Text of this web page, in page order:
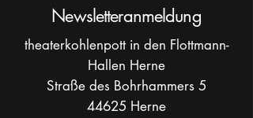
Newsletteranmeldung
theaterkohlenpott in den Flottmann-
Hallen Herne
Straße des Bohrhammers 5
44625 Herne